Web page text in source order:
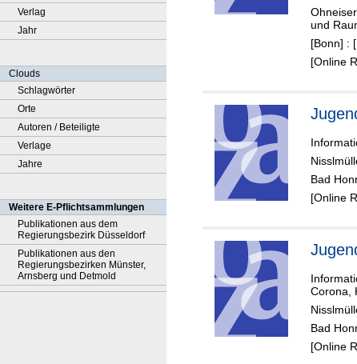
Verlag
Jahr
Clouds
Schlagwörter
Orte
Autoren / Beteiligte
Verlage
Jahre
Weitere E-Pflichtsammlungen
Publikationen aus dem
Regierungsbezirk Düsseldorf
Publikationen aus den
Regierungsbezirken Münster,
Arnsberg und Detmold
air
ent
und
[Bonn] :
[Online
Bad
[Online
Corona,
Bad
[Online